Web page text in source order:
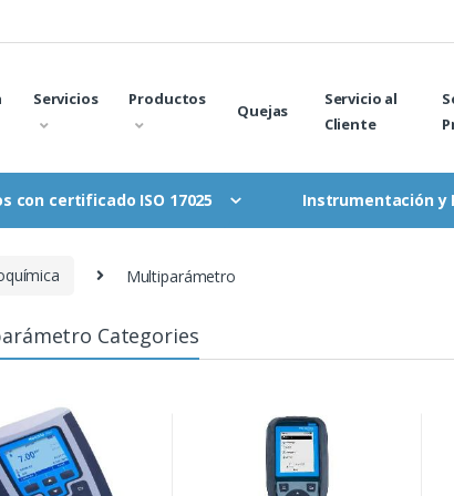
Servicios Productos
Quejas
Servicio al
Cliente
con certificado ISO 17025 Instrumentación y
Multiparámetro
Categories